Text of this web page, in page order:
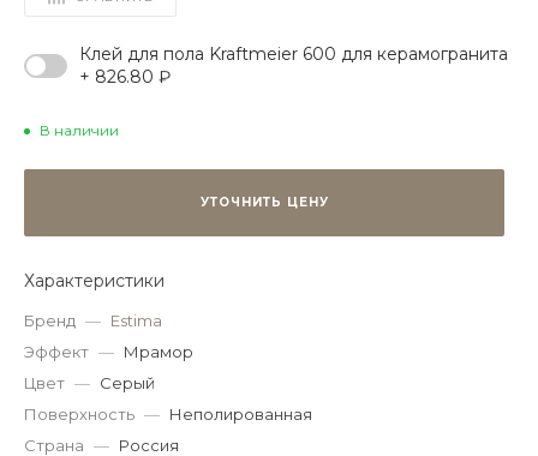
Клей для пола Kraftmeier 600 для керамогранита
+ 826.80 ₽
В наличии
УТОЧНИТЬ ЦЕНУ
Характеристики
Бренд — Estima
Эффект — Мрамор
Цвет — Серый
Поверхность — Неполированная
Страна — Россия